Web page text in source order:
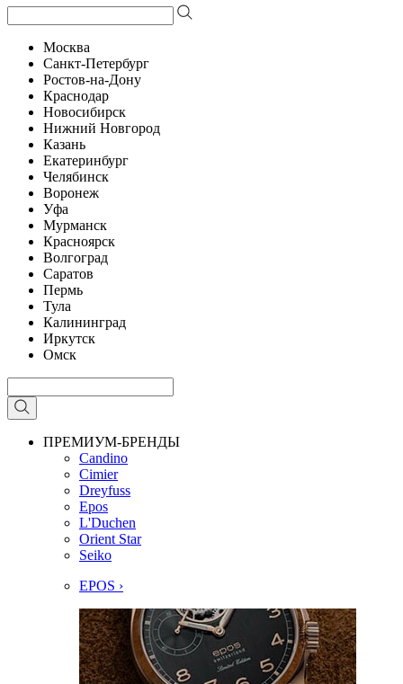
Москва
Санкт-Петербург
Ростов-на-Дону
Краснодар
Новосибирск
Нижний Новгород
Казань
Екатеринбург
Челябинск
Воронеж
Уфа
Мурманск
Красноярск
Волгоград
Саратов
Пермь
Тула
Калининград
Иркутск
Омск
ПРЕМИУМ-БРЕНДЫ
Candino
Cimier
Dreyfuss
Epos
L'Duchen
Orient Star
Seiko
EPOS ›